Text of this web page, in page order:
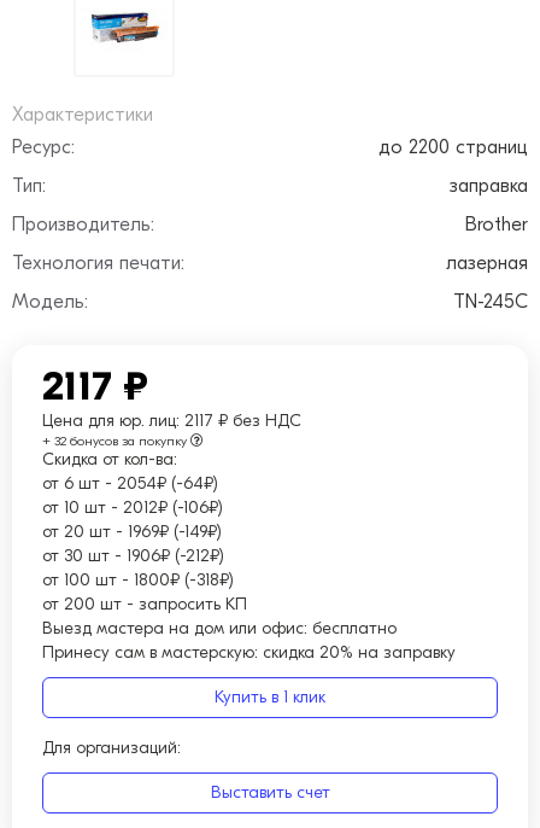
Характеристики
Ресурс:
до 2200 страниц
Тип:
заправка
Производитель:
Brother
Технология печати:
лазерная
Модель:
TN-245C
2117 ₽
Цена для юр. лиц: 2117 ₽ без НДС
+ 32 бонусов за покупку
Скидка от кол-ва:
от 6 шт - 2054₽ (-64₽)
от 10 шт - 2012₽ (-106₽)
от 20 шт - 1969₽ (-149₽)
от 30 шт - 1906₽ (-212₽)
от 100 шт - 1800₽ (-318₽)
от 200 шт - запросить КП
Выезд мастера на дом или офис: бесплатно
Принесу сам в мастерскую: скидка 20% на заправку
Купить в 1 клик
Для организаций:
Выставить счет